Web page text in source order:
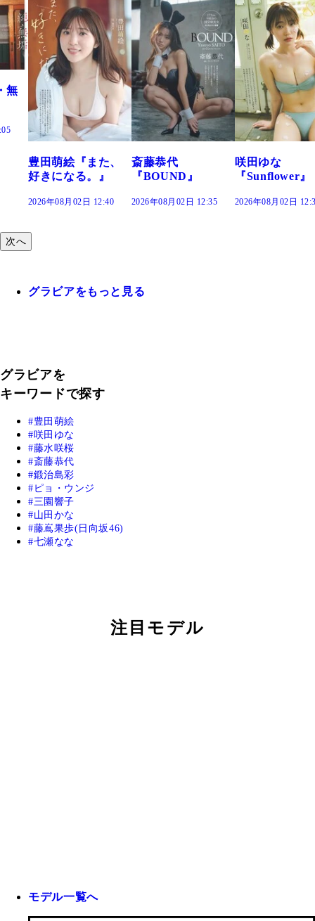
田萌絵『また、
きになる。』
年08月02日 12:40
斎藤恭代
『BOUND』
2026年08月02日 12:35
咲田ゆな
『Sunflower』
2026年08月02日 12:30
次へ
グラビアをもっと見る
グラビアを
キーワードで探す
豊田萌絵
咲田ゆな
藤水咲桜
斎藤恭代
鍛治島彩
ピョ・ウンジ
三園響子
山田かな
藤嶌果歩(日向坂46)
七瀬なな
注目モデル
モデル一覧へ